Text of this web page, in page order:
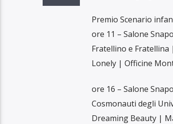
Premio Scenario
ore 11 – Salone
Fratellino e Fratellina
Lonely | Officine
ore 16 – Salone
Cosmonauti degli
Dreaming Beauty |